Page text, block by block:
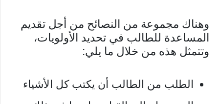
وهناك مجموعة من النصائح من أجل تقديم
المساعدة للطالب في تحديد الأولويات،
وتتمثل هذه من خلال ما يلي:
الطلب من الطالب أن يكتب كل الأشياء